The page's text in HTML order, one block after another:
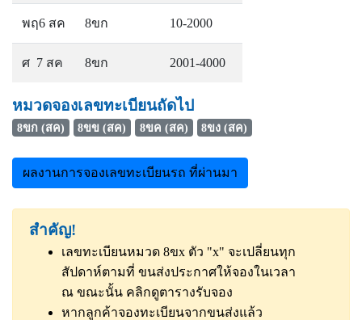
พฤ6 สค 8ขก 10-2000
ศ 7 สค 8ขก 2001-4000
หมวดจองเลขทะเบียนถัดไป
8ขก (สค) 8ขข (สค) 8ขค (สค) 8ขง (สค)
ผลงานการจองเลขทะเบียนรถ ที่ผ่านมา
สำคัญ!
เลขทะเบียนหมวด 8ขx ตัว "x" จะเปลี่ยนทุก
สัปดาห์ตามที่ ขนส่งประกาศให้จองในเวลา
ณ ขณะนั้น คลิกดูตารางรับจอง
หากลูกค้าจองทะเบียนจากขนส่งแล้ว